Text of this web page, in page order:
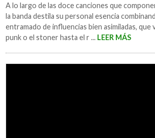
A lo largo de las doce canciones que
la banda destila su personal esencia
entramado de influencias bien asimiladas, que
punk o el stoner hasta el r ... LEER MÁS